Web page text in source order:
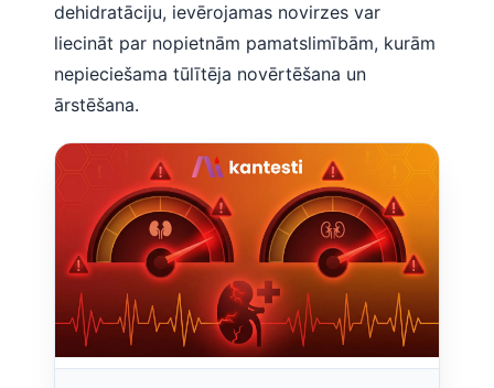
dehidratāciju, ievērojamas novirzes var
liecināt par nopietnām pamatslimībām, kurām
nepieciešama tūlītēja novērtēšana un
ārstēšana.